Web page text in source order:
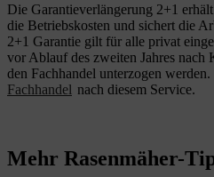
Die Garantieverlängerung 2+1
die Betriebskosten und sichert die
2+1 Garantie gilt für alle privat
vor Ablauf des zweiten Jahres nach
den Fachhandel unterzogen werden.
Fachhandel nach diesem Service.
Mehr Rasenmäher-